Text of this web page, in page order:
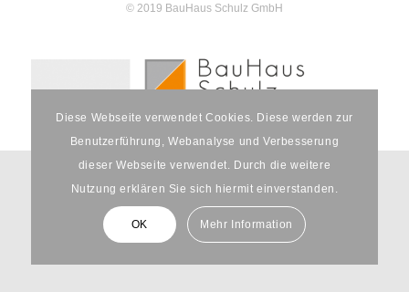
© 2019 BauHaus Schulz GmbH
Diese Webseite verwendet Cookies. Diese werden zur
Benutzerführung, Webanalyse und Verbesserung
dieser Webseite verwendet. Durch die weitere
Nutzung erklären Sie sich hiermit einverstanden.
OK Mehr Information